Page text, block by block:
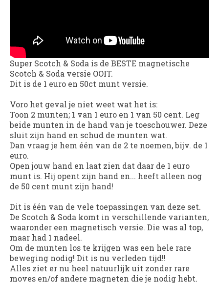
Super Scotch & Soda is de BESTE magnetische
Scotch & Soda versie OOIT.
Dit is de 1 euro en 50ct munt versie.
Voro het geval je niet weet wat het is:
Toon 2 munten; 1 van 1 euro en 1 van 50 cent. Leg
beide munten in de hand van je toeschouwer. Deze
sluit zijn hand en schud de munten wat.
Dan vraag je hem één van de 2 te noemen, bijv. de 1
euro.
Open jouw hand en laat zien dat daar de 1 euro
munt is. Hij opent zijn hand en... heeft alleen nog
de 50 cent munt zijn hand!
Dit is één van de vele toepassingen van deze set.
De Scotch & Soda komt in verschillende varianten,
waaronder een magnetisch versie. Die was al top,
maar had 1 nadeel.
Om de munten los te krijgen was een hele rare
beweging nodig! Dit is nu verleden tijd!!
Alles ziet er nu heel natuurlijk uit zonder rare
moves en/of andere magneten die je nodig hebt.